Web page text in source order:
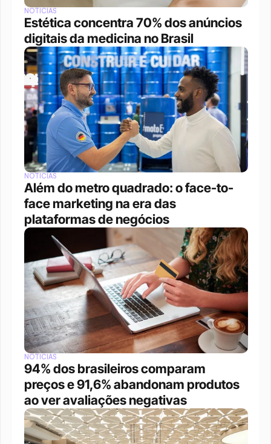
NOTÍCIAS
Estética concentra 70% dos anúncios
digitais da medicina no Brasil
NOTÍCIAS
Além do metro quadrado: o face-to-
face marketing na era das
plataformas de negócios
NOTÍCIAS
94% dos brasileiros comparam
preços e 91,6% abandonam produtos
ao ver avaliações negativas